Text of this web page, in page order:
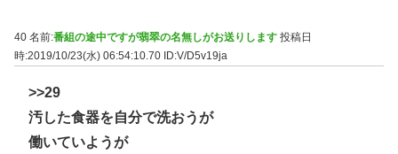
40 名前:番組の途中ですが翡翠の名無しがお送りします 投稿日
時:2019/10/23(水) 06:54:10.70 ID:V/D5v19ja
>>29
汚した食器を自分で洗おうが
働いていようが